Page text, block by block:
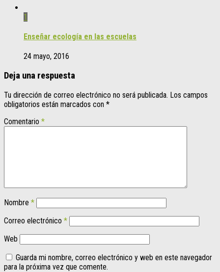
1
Enseñar ecología en las escuelas
24 mayo, 2016
Deja una respuesta
Tu dirección de correo electrónico no será publicada. Los campos
obligatorios están marcados con *
Comentario *
Nombre *
Correo electrónico *
Web
Guarda mi nombre, correo electrónico y web en este navegador
para la próxima vez que comente.